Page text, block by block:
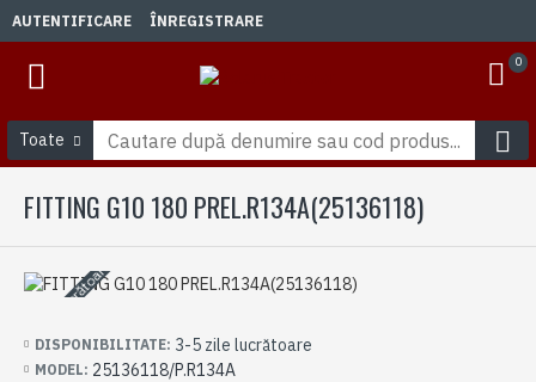
AUTENTIFICARE ÎNREGISTRARE
0
Toate
FITTING G10 180 PREL.R134A(25136118)
3-5 zile lucrătoare
DISPONIBILITATE: 3-5 zile lucrătoare
MODEL: 25136118/P.R134A